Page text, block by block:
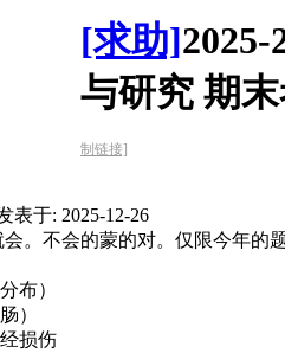
[求助]
与研究 期
制链接]
表于: 2025-12-26
。不会的蒙的对。仅限今年的
布）
）
损伤